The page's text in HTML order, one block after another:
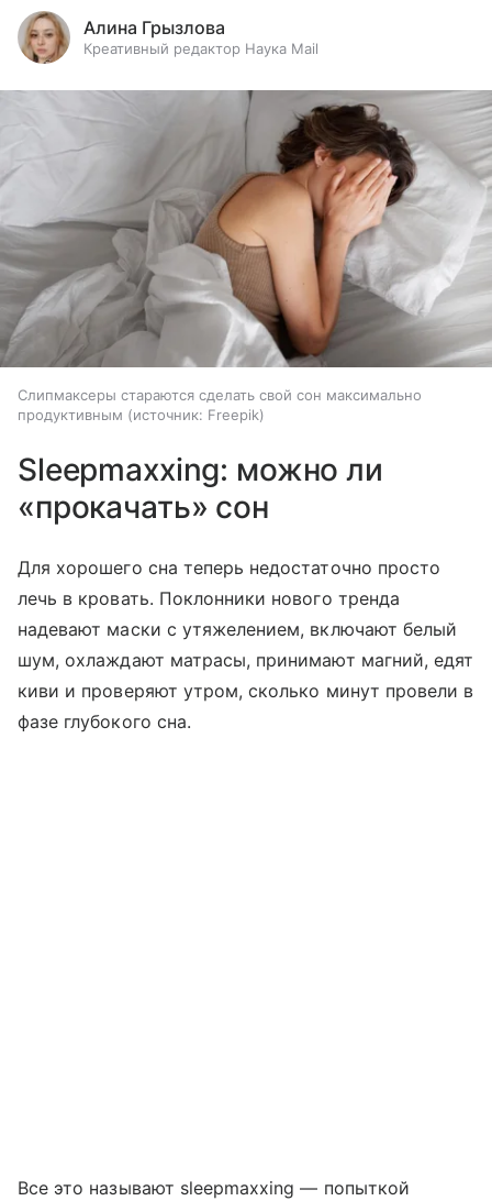
Алина Грызлова
Креативный редактор Наука Mail
Слипмаксеры стараются сделать свой сон максимально
продуктивным
источник: Freepik
Sleepmaxxing: можно ли
«прокачать» сон
Для хорошего сна теперь недостаточно просто
лечь в кровать. Поклонники нового тренда
надевают маски с утяжелением, включают белый
шум, охлаждают матрасы, принимают магний, едят
киви и проверяют утром, сколько минут провели в
фазе глубокого сна.
Все это называют sleepmaxxing — попыткой